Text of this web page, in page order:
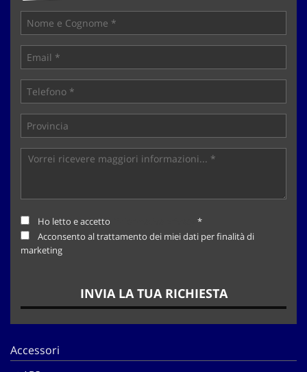
Ho letto e accetto
*
Acconsento al trattamento dei miei dati per finalità di
marketing
INVIA LA TUA RICHIESTA
Accessori
Cookie necessari
Cookie delle preferenze
Cookie per il miglioramento dell'esperienza utente
Cookie analitici
Leggi
la
Salva